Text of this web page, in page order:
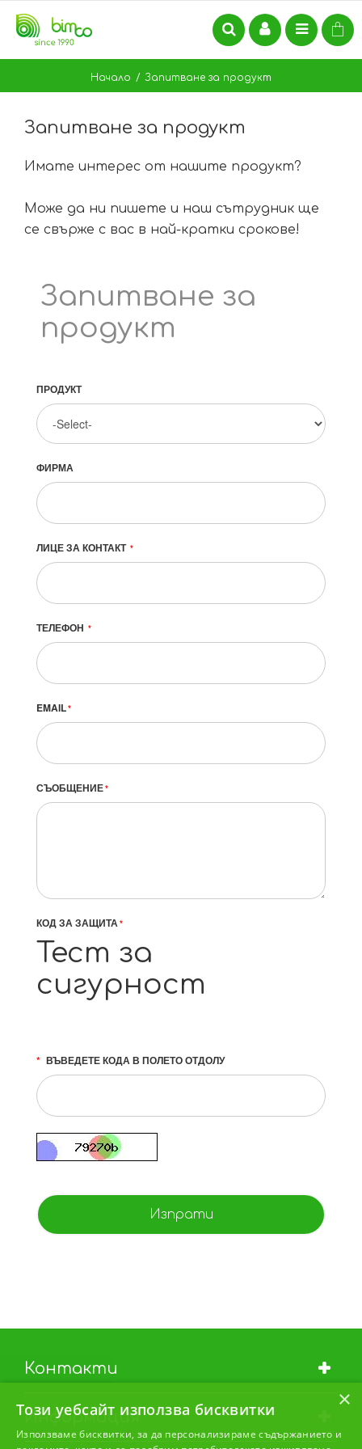
Начало Запитване за продукт
Запитване за продукт
Имате интерес от нашите продукт?
Може да ни пишете и наш сътрудник ще
се свърже с вас в най-кратки срокове!
Запитване за
продукт
ПРОДУКТ
ФИРМА
ЛИЦЕ ЗА КОНТАКТ *
ТЕЛЕФОН *
EMAIL*
СЪОБЩЕНИЕ*
КОД ЗА ЗАЩИТА*
Тест за
сигурност
ВЪВЕДЕТЕ КОДА В ПОЛЕТО ОТДОЛУ
Контакти
Информация
×
Този уебсайт използва бисквитки
Използваме бисквитки, за да персонализираме съдържанието и